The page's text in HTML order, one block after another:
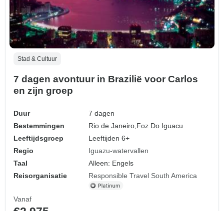
Stad & Cultuur
7 dagen avontuur in Brazilië voor Carlos
en zijn groep
Duur
7 dagen
Bestemmingen
Rio de Janeiro, Foz Do Iguacu
Leeftijdsgroep
Leeftijden 6+
Regio
Iguazu-watervallen
Taal
Alleen: Engels
Reisorganisatie
Responsible Travel South America
Vanaf